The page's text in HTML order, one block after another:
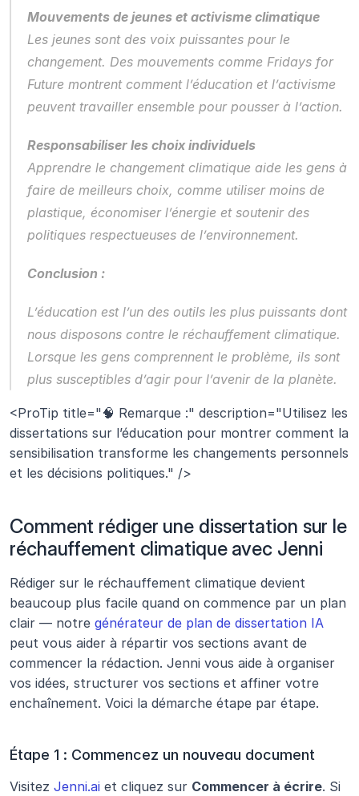
Mouvements de jeunes et activisme climatique
Les jeunes sont des voix puissantes pour le
changement. Des mouvements comme Fridays for
Future montrent comment l’éducation et l’activisme
peuvent travailler ensemble pour pousser à l’action.
Responsabiliser les choix individuels
Apprendre le changement climatique aide les gens à
faire de meilleurs choix, comme utiliser moins de
plastique, économiser l’énergie et soutenir des
politiques respectueuses de l’environnement.
Conclusion :
L’éducation est l’un des outils les plus puissants dont
nous disposons contre le réchauffement climatique.
Lorsque les gens comprennent le problème, ils sont
plus susceptibles d’agir pour l’avenir de la planète.
<ProTip title="🧠 Remarque :" description="Utilisez les
dissertations sur l’éducation pour montrer comment la
sensibilisation transforme les changements personnels
et les décisions politiques." />
Comment rédiger une dissertation sur le
réchauffement climatique avec Jenni
Rédiger sur le réchauffement climatique devient
beaucoup plus facile quand on commence par un plan
clair — notre générateur de plan de dissertation IA
peut vous aider à répartir vos sections avant de
commencer la rédaction. Jenni vous aide à organiser
vos idées, structurer vos sections et affiner votre
enchaînement. Voici la démarche étape par étape.
Étape 1 : Commencez un nouveau document
Visitez Jenni.ai et cliquez sur Commencer à écrire. Si